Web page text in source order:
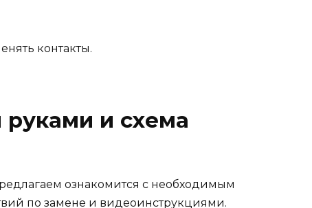
контакты.
руками и схема
ознакомится с необходимым
по замене и видеоинструкциями.